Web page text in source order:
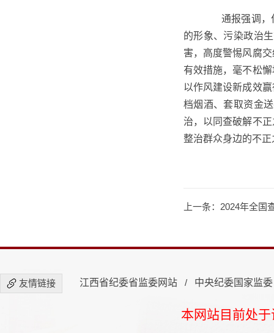
通报强调，
的形象、污染政治
害，高度警惕风腐
有效措施， 毫不松
以作风建设新成效
档烟酒、套取资金
治， 以同查破解不
整治群众身边的不
上一条： 2024年全国
友情链接 江西省纪委省监委网站 / 中央纪委国家监委
本网站目前处